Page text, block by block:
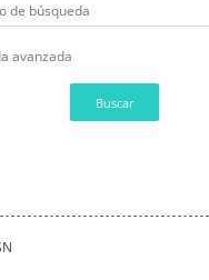
avanzada
Buscar